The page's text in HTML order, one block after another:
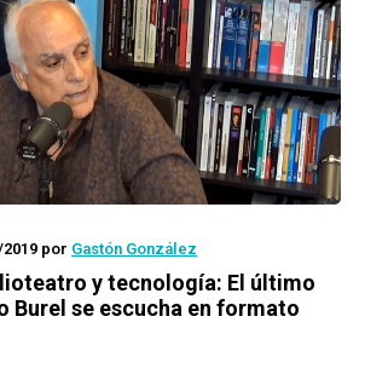
por Gastón González
y tecnología: El último
Burel se escucha en formato